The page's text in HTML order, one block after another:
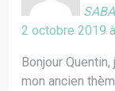
2 octobre 2019
Bonjour
mon ancien